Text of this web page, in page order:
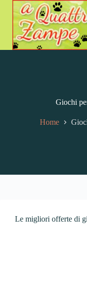
Giochi
Home
Le migliori offerte di